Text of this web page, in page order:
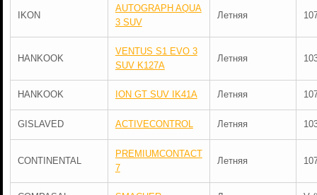
IKON
AUTOGRAPH AQUA
3 SUV
Летняя
HANKOOK
VENTUS S1 EVO 3
SUV K127A
Летняя
HANKOOK ION GT SUV IK41A Летняя
GISLAVED ACTIVECONTROL Летняя
CONTINENTAL
PREMIUMCONTACT
7
Летняя